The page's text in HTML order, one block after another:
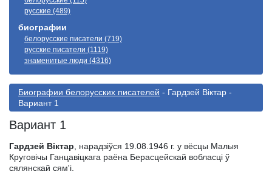
русские (489)
биографии
белорусские писатели (719)
русские писатели (1119)
знаменитые люди (4316)
Биографии белорусскиx писателей - Гардзей Віктар -
Вариант 1
Вариант 1
Гардзей Віктар , нарадзіўся 19.08.1946 г. у вёсцы Малыя
Круговічы Ганцавіцкага раёна Берасцейскай вобласці ў
сялянскай сям'і.